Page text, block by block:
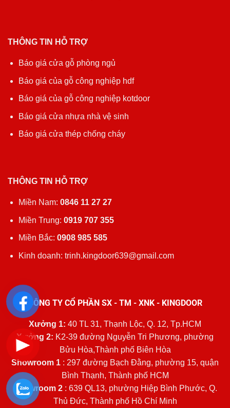
THÔNG TIN HỖ TRỢ
Báo giá cửa gỗ phòng ngủ
Báo giá của gỗ công nghiệp hdf
Báo giá của gỗ công nghiệp kotdoor
Báo giá cửa nhựa nhà vệ sinh
Báo giá cửa thép chống cháy
THÔNG TIN HỖ TRỢ
Miền Nam: 0846 11 27 27
Miền Trung: 0919 707 355
Miền Bắc: 0908 985 585
Kinh doanh: trinh.kingdoor639@gmail.com
CÔNG TY CỔ PHẦN SX - TM - XNK - KINGDOOR
Xưởng 1: 40 TL 31, Thạnh Lộc, Q. 12, Tp.HCM
Xưởng 2: K2-39 đường Nguyễn Tri Phương, phường
Bửu Hòa,Thành phố Biên Hòa
Showroom 1 : 297 đường Bạch Đằng, phường 15, quận
Bình Thạnh, Thành phố HCM
Showroom 2: 639 QL13, phường Hiệp Bình Phước, Q.
Thủ Đức, Thành phố Hồ Chí Minh